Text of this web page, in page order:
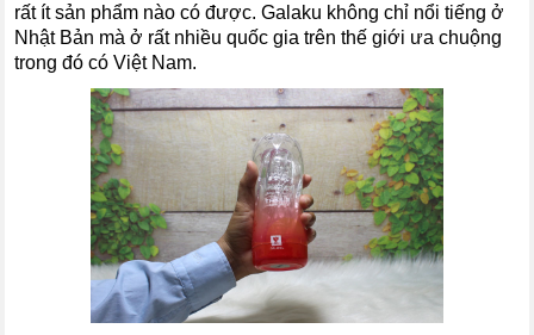
rất ít sản phẩm nào có được. Galaku không chỉ nổi tiếng ở
Nhật Bản mà ở rất nhiều quốc gia trên thế giới ưa chuộng
trong đó có Việt Nam.